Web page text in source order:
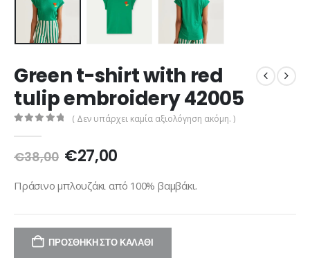
Green t-shirt with red
tulip embroidery 42005
( Δεν υπάρχει καμία αξιολόγηση ακόμη. )
€38,00 Original
was:
€27,00Η
τιμή
€27,00.
Πράσινο μπλουζάκι από 100% βαμβάκι.
ΠΡΟΣΘΉΚΗ ΣΤΟ ΚΑΛΆΘΙ